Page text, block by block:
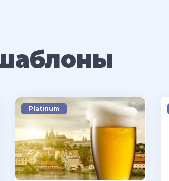
Platinum